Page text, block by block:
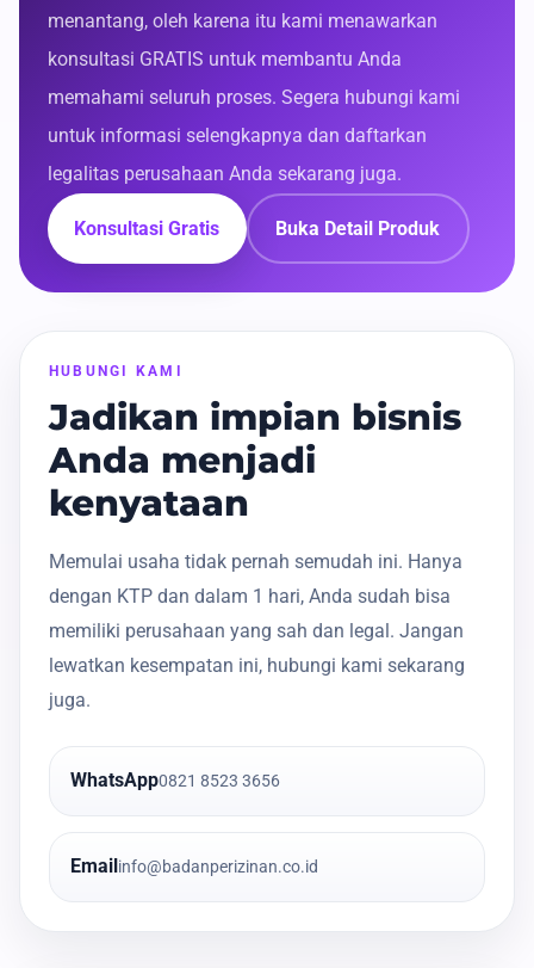
menantang, oleh karena itu kami menawarkan
konsultasi GRATIS untuk membantu Anda
memahami seluruh proses. Segera hubungi kami
untuk informasi selengkapnya dan daftarkan
legalitas perusahaan Anda sekarang juga.
Konsultasi Gratis Buka Detail Produk
HUBUNGI KAMI
Jadikan impian bisnis
Anda menjadi
kenyataan
Memulai usaha tidak pernah semudah ini. Hanya
dengan KTP dan dalam 1 hari, Anda sudah bisa
memiliki perusahaan yang sah dan legal. Jangan
lewatkan kesempatan ini, hubungi kami sekarang
juga.
WhatsApp0821 8523 3656
Email info@badanperizinan.co.id